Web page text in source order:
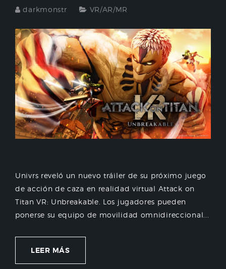
darkmonstr VR/AR/MR
Univrs reveló un nuevo tráiler de su próximo juego
de acción de caza en realidad virtual Attack on
Titan VR: Unbreakable. Los jugadores pueden
ponerse su equipo de movilidad omnidireccional...
LEER MÁS